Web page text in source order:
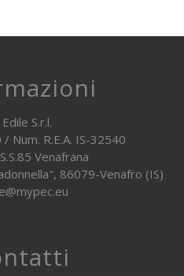
S.r.l.
Num. R.E.A. IS-32540
Venafrana
86079-Venafro (IS)